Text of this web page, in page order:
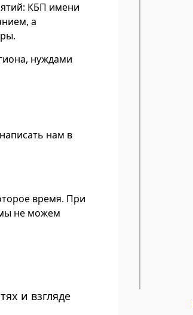
КБП имени
а
нуждами
нам в
время. При
не можем
и взгляде